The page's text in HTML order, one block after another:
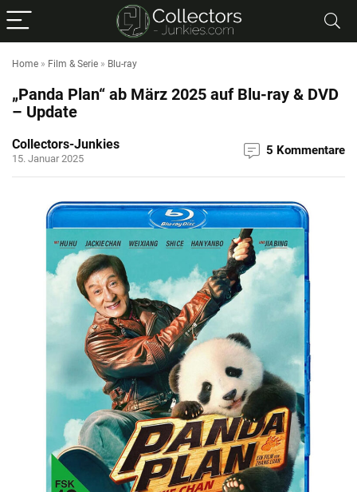
Home » Film & Serie » Blu-ray
„Panda Plan“ ab März 2025 auf Blu-ray & DVD
– Update
Collectors-Junkies
15. Januar 2025
5 Kommentare